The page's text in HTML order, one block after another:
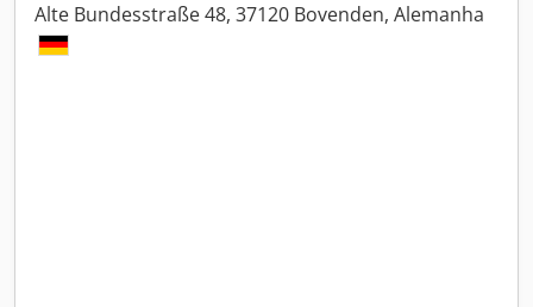
Alte Bundesstraße 48, 37120 Bovenden, Alemanha